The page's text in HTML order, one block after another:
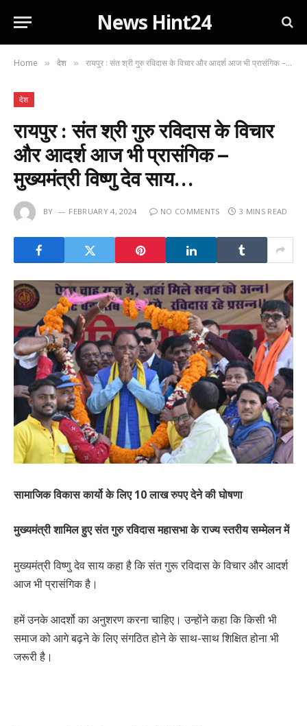
News Hint24
Home » देश » रायपुर : संत श्री गुरु रविदास के विचार और आदर्श आज भी प्रासंगिक – मुख्यमंत्री विष्णु देव साय…
देश
रायपुर : संत श्री गुरु रविदास के विचार
और आदर्श आज भी प्रासंगिक –
मुख्यमंत्री विष्णु देव साय…
BY FEBRUARY 4, 2024 NO COMMENTS 3 MINS READ
सामाजिक विकास कार्यो के लिए 10 लाख रुपए देने की घोषणा
मुख्यमंत्री शामिल हुए संत गुरु रविदास महासभा के राज्य स्तरीय सम्मेलन में
मुख्यमंत्री विष्णु देव साय कहा है कि संत गुरू रविदास के विचार और आदर्श
आज भी प्रासंगिक है।
हमें उनके आदर्शो का अनुशरण करना चाहिए। उन्होंने कहा कि किसी भी
समाज को आगे बढ़ने के लिए संगठित होने के साथ-साथ शिक्षित होना भी
जरूरी है।